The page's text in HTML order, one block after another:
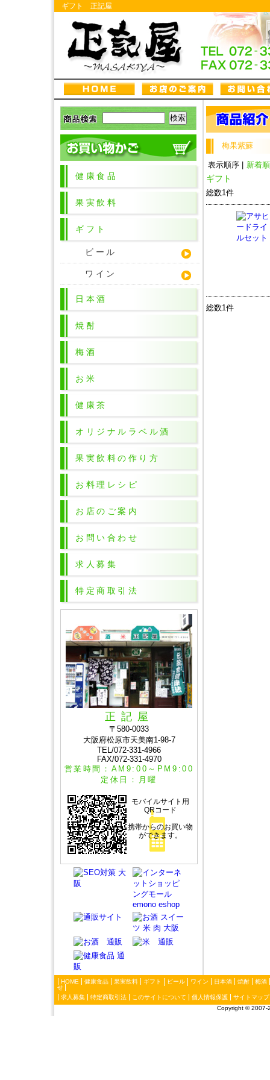
ギフト 正記屋
梅果紫蘇
表示順序 新着
ギフト
総数1件
総数1件
健康食品
果実飲料
ギフト
ビール
ワイン
日本酒
焼酎
梅酒
お米
健康茶
オリジナルラベル酒
果実飲料の作り方
お料理レシピ
お店のご案内
お問い合わせ
求人募集
特定商取引法
正記屋
〒580-0033
大阪府松原市天美南1-98-7
TEL/072-331-4966
FAX/072-331-4970
営業時間：AM9:00～PM9:00
定休日：月曜
モバイルサイト用
QRコード
携帯からのお買い物
ができます。
HOME 健康食品 果実飲料 ギフト ビール ワイン 日本酒 焼酎
梅酒
せ
求人募集
特定商取引法 このサイトについて 個人情報保護
サイトマップ
Copyright ©2007-